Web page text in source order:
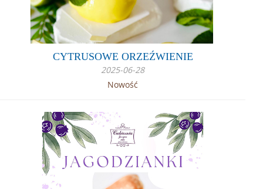
CYTRUSOWE ORZEŹWIENIE
2025-06-28
Nowość